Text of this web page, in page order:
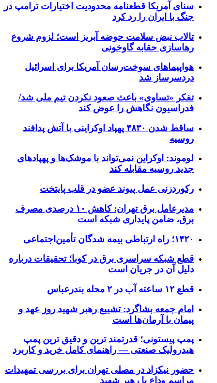
سنای آمریکا قطعنامه محدودیت اختیارات ترامپ در
جنگ با ایران را رد کرد
تالاب نبض سلامت حوضه آبریز است؛ لزوم شروع
رهاسازی حقابه گاوخونی
هواپیماهای سوخت‌رسان آمریکا برای اسرائیل
دردسرساز شد
تفکر «تساوی» باعث صعود نکردن تیم ملی شد/
فدراسیون نگاهش را عوض کند
ساقط شدن ۴۸۳۰ پهپاد اوکراینی با آتش پدافند
روسیه
لوموند: اوکراین نمی‌تواند با موشک‌ها و پهپادهای
جدید روسیه مقابله کند
رکوردزنی عمل پیوند عضو در قلب پایتخت
مدیرعامل برق تهران: کاهش ۱۰ درصدی مصرف
برق، ضامن پایداری شبکه است
۱۴۲۰؛ راه ارتباطی بیمه شدگان تأمین‌اجتماعی
قطع شبکه سراسری برق در کوبا؛ تحقیقات درباره
دلیل آن در جریان است
قطع ۱۲ ساعته آب در ۲ محله بندرعباس
امام جمعه بشاگرد: تشییع رهبر شهید روز عهد و
پیمان با آرمان‌ها است
پمپ پیستونی؛ قدرتمند ترین و دقیق‌ ترین پمپ
هیدرولیک صنعتی — راهنمای کامل خرید و کاربرد
حضور نیکزاد در مصلی تهران برای بررسی تمهیدات
مراسم وداع با رهبر شهید